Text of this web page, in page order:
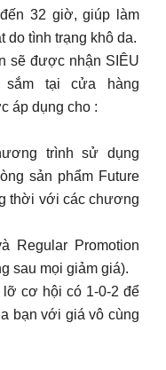
32 giờ, giúp làm
do tình trạng khô da.
sẽ được nhận SIÊU
tại cửa hàng
áp dụng cho :
trình sử dụng
sản phẩm Future
thời với các chương
Regular Promotion
sau mọi giảm giá).
cơ hội có 1-0-2 để
bạn với giá vô cùng